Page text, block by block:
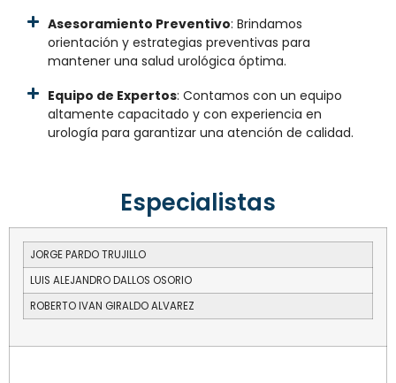
Asesoramiento Preventivo: Brindamos
orientación y estrategias preventivas para
mantener una salud urológica óptima.
Equipo de Expertos: Contamos con un equipo
altamente capacitado y con experiencia en
urología para garantizar una atención de calidad.
Especialistas
JORGE PARDO TRUJILLO
LUIS ALEJANDRO DALLOS OSORIO
ROBERTO IVAN GIRALDO ALVAREZ